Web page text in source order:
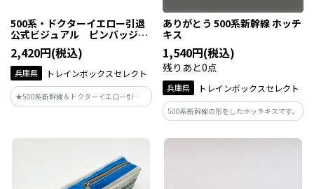
500系・ドクターイエロー引退
公式ビジュアル ピンバッジセ
ット
2,420円(税込)
兵庫県 トレインボックスセレクト
★500系新幹線＆ドクターイエロー引退記
念★JR西日本の駅などで掲出されている
ありがとう 500系新幹線 ホッチ
キス
1,540円(税込)
残りあと0点
兵庫県 トレインボックスセレクト
500系新幹線の形をしたホッチキスです。